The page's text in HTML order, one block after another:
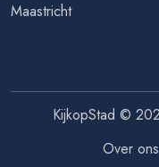
Maastricht
KijkopStad ©
Over ons